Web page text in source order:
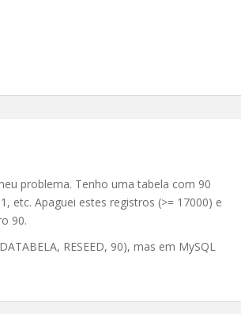
problema. Tenho uma tabela com 90
etc. Apaguei estes registros (>= 17000) e
90.
RESEED, 90), mas em MySQL